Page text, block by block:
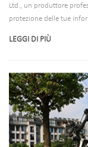
Ltd., un produttore
protezione delle tue
LEGGI DI PIÙ